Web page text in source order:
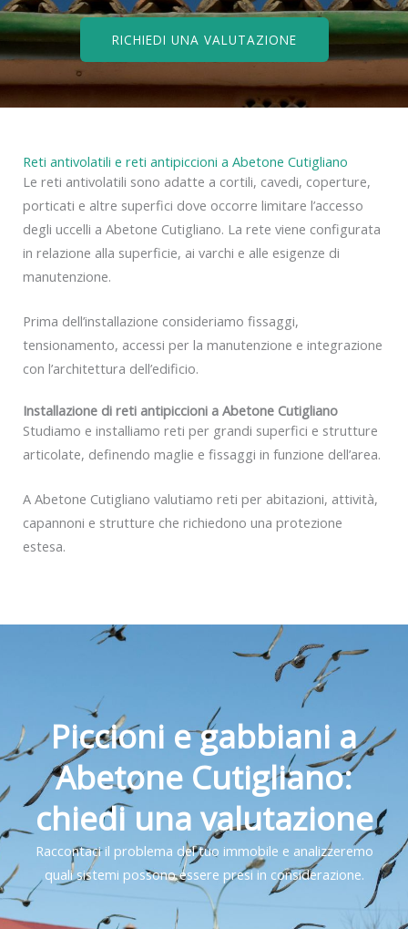
RICHIEDI UNA VALUTAZIONE
Reti antivolatili e reti antipiccioni a Abetone Cutigliano
Le reti antivolatili sono adatte a cortili, cavedi, coperture,
porticati e altre superfici dove occorre limitare l’accesso
degli uccelli a Abetone Cutigliano. La rete viene configurata
in relazione alla superficie, ai varchi e alle esigenze di
manutenzione.
Prima dell’installazione consideriamo fissaggi,
tensionamento, accessi per la manutenzione e integrazione
con l’architettura dell’edificio.
Installazione di reti antipiccioni a Abetone Cutigliano
Studiamo e installiamo reti per grandi superfici e strutture
articolate, definendo maglie e fissaggi in funzione dell’area.
A Abetone Cutigliano valutiamo reti per abitazioni, attività,
capannoni e strutture che richiedono una protezione
estesa.
Piccioni e gabbiani a
Abetone Cutigliano:
chiedi una valutazione
Raccontaci il problema del tuo immobile e analizzeremo
quali sistemi possono essere presi in considerazione.